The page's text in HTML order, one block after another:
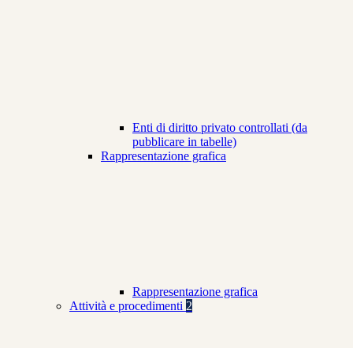
Enti di diritto privato controllati (da
pubblicare in tabelle)
Rappresentazione grafica
Rappresentazione grafica
Attività e procedimenti 2